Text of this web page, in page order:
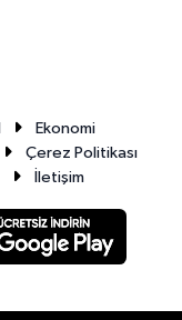
Ekonomi
Çerez Politikası
İletişim